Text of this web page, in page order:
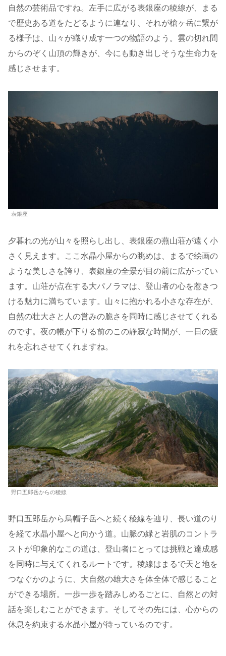
自然の芸術品ですね。左手に広がる表銀座の稜線が、まる
で歴史ある道をたどるように連なり、それが槍ヶ岳に繋が
る様子は、山々が織り成す一つの物語のよう。雲の切れ間
からのぞく山頂の輝きが、今にも動き出しそうな生命力を
感じさせます。
表銀座
夕暮れの光が山々を照らし出し、表銀座の燕山荘が遠く小
さく見えます。ここ水晶小屋からの眺めは、まるで絵画の
ような美しさを誇り、表銀座の全景が目の前に広がってい
ます。山荘が点在する大パノラマは、登山者の心を惹きつ
ける魅力に満ちています。山々に抱かれる小さな存在が、
自然の壮大さと人の営みの脆さを同時に感じさせてくれる
のです。夜の帳が下りる前のこの静寂な時間が、一日の疲
れを忘れさせてくれますね。
野口五郎岳からの稜線
野口五郎岳から烏帽子岳へと続く稜線を辿り、長い道のり
を経て水晶小屋へと向かう道。山脈の緑と岩肌のコントラ
ストが印象的なこの道は、登山者にとっては挑戦と達成感
を同時に与えてくれるルートです。稜線はまるで天と地を
つなぐかのように、大自然の雄大さを体全体で感じること
ができる場所。一歩一歩を踏みしめるごとに、自然との対
話を楽しむことができます。そしてその先には、心からの
休息を約束する水晶小屋が待っているのです。